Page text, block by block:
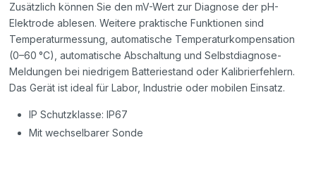
Zusätzlich können Sie den mV-Wert zur Diagnose der pH-
Elektrode ablesen. Weitere praktische Funktionen sind
Temperaturmessung, automatische Temperaturkompensation
(0–60 °C), automatische Abschaltung und Selbstdiagnose-
Meldungen bei niedrigem Batteriestand oder Kalibrierfehlern.
Das Gerät ist ideal für Labor, Industrie oder mobilen Einsatz.
IP Schutzklasse: IP67
Mit wechselbarer Sonde